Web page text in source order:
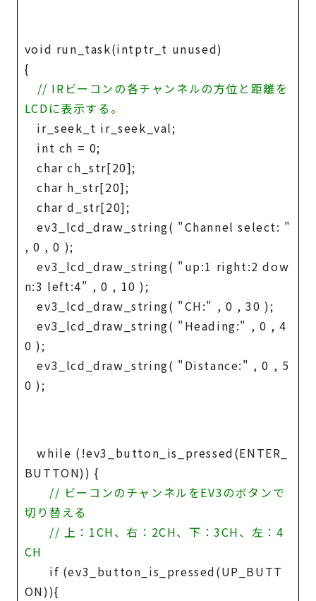
void run_task(intptr_t unused)
{
// IRビーコンの各チャンネルの方位と距離を
LCDに表示する。
ir_seek_t ir_seek_val;
int ch = 0;
char ch_str[20];
char h_str[20];
char d_str[20];
ev3_lcd_draw_string( "Channel select: "
, 0 , 0 );
ev3_lcd_draw_string( "up:1 right:2 dow
n:3 left:4" , 0 , 10 );
ev3_lcd_draw_string( "CH:" , 0 , 30 );
ev3_lcd_draw_string( "Heading:" , 0 , 4
0 );
ev3_lcd_draw_string( "Distance:" , 0 , 5
0 );
while (!ev3_button_is_pressed(ENTER_
BUTTON)) {
// ビーコンのチャンネルをEV3のボタンで
切り替える
// 上：1CH、右：2CH、下：3CH、左：4
CH
if (ev3_button_is_pressed(UP_BUTT
ON)){